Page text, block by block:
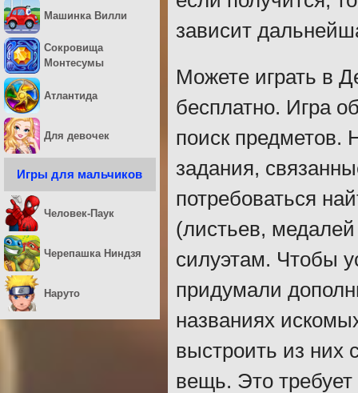
зависит
Можете играть в
бесплатно. Игра
поиск предметов.
задания,
потребоваться
(листьев,
силуэтам. Чтобы
придумали
названиях
выстроить из них
вещь. Это
Машинка Вилли
Сокровища
Монтесумы
Атлантида
Для девочек
Игры для мальчиков
Человек-Паук
Черепашка Ниндзя
Наруто